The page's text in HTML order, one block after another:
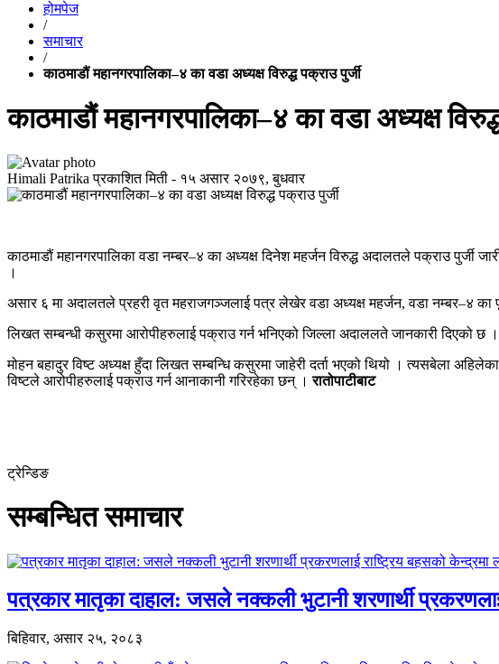
होमपेज
/
समाचार
/
काठमाडौं महानगरपालिका–४ का वडा अध्यक्ष विरुद्ध पक्राउ पुर्जी
काठमाडौं महानगरपालिका–४ का वडा अध्यक्ष
Himali Patrika प्रकाशित मिती - १५ असार २०७९, बुधवार
काठमाडौं महानगरपालिका वडा नम्बर–४ का अध्यक्ष दिनेश महर्जन विरुद्ध अदालतले पक्राउ पुर्जी
।
असार ६ मा अदालतले प्रहरी वृत महराजगञ्जलाई पत्र लेखेर वडा अध्यक्ष महर्जन, वडा नम्बर–४ का
लिखत सम्बन्धी कसुरमा आरोपीहरुलाई पक्राउ गर्न भनिएको जिल्ला अदाललते जानकारी दिएको
मोहन बहादुर विष्ट अध्यक्ष हुँदा लिखत सम्बन्धि कसुरमा जाहेरी दर्ता भएको थियो । त्यसबेला
विष्टले आरोपीहरुलाई पक्राउ गर्न आनाकानी गरिरहेका छन् ।रातोपाटीबाट
ट्रेन्डिङ
सम्बन्धित समाचार
पत्रकार मातृका दाहाल: जसले नक्कली भुटानी शरणार्थी
बिहिवार, असार २५, २०८३